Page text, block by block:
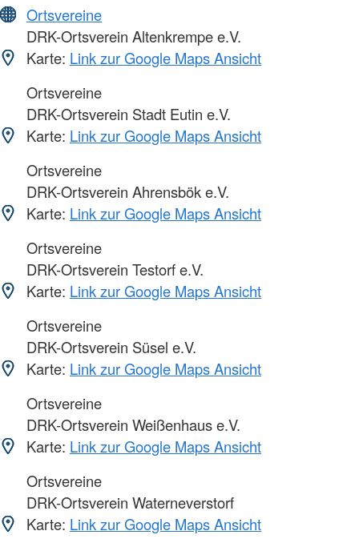
Ortsvereine
DRK-Ortsverein Altenkrempe e.V.
Karte: Link zur Google Maps Ansicht
Ortsvereine
DRK-Ortsverein Stadt Eutin e.V.
Karte: Link zur Google Maps Ansicht
Ortsvereine
DRK-Ortsverein Ahrensbök e.V.
Karte: Link zur Google Maps Ansicht
Ortsvereine
DRK-Ortsverein Testorf e.V.
Karte: Link zur Google Maps Ansicht
Ortsvereine
DRK-Ortsverein Süsel e.V.
Karte: Link zur Google Maps Ansicht
Ortsvereine
DRK-Ortsverein Weißenhaus e.V.
Karte: Link zur Google Maps Ansicht
Ortsvereine
DRK-Ortsverein Waterneverstorf
Karte: Link zur Google Maps Ansicht